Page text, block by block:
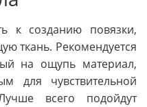
к созданию повязки,
ткань. Рекомендуется
на ощупь материал,
для чувствительной
всего подойдут